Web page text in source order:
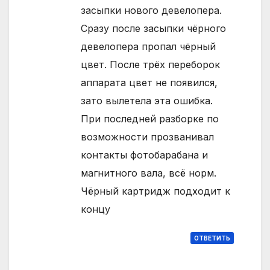
засыпки нового девелопера.
Сразу после засыпки чёрного
девелопера пропал чёрный
цвет. После трёх переборок
аппарата цвет не появился,
зато вылетела эта ошибка.
При последней разборке по
возможности прозванивал
контакты фотобарабана и
магнитного вала, всё норм.
Чёрный картридж подходит к
концу
ОТВЕТИТЬ